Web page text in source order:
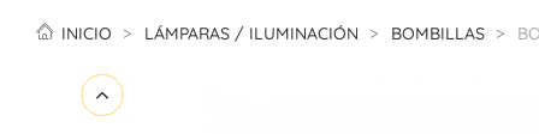
INICIO LÁMPARAS / ILUMINACIÓN BOMBILLAS